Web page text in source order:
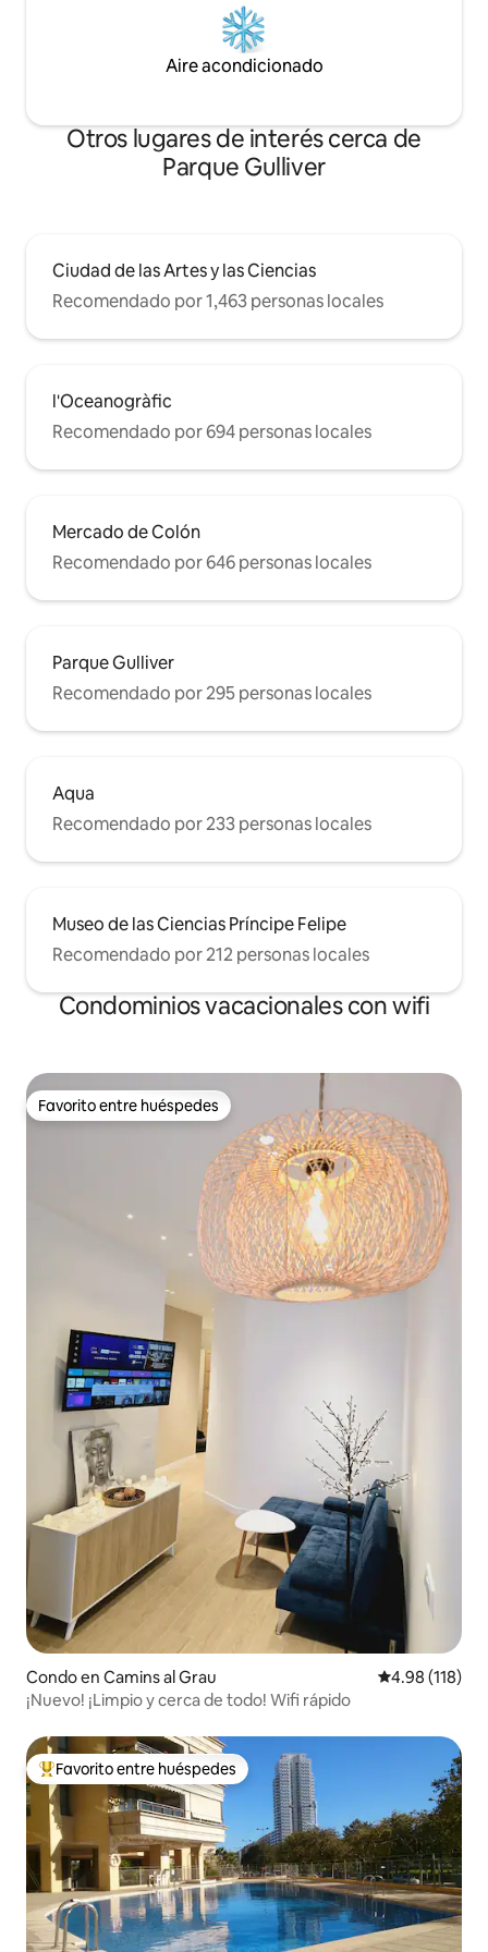
Aire acondicionado
Otros lugares de interés cerca de
Parque Gulliver
Ciudad de las Artes y las Ciencias
Recomendado por 1,463 personas locales
l'Oceanogràfic
Recomendado por 694 personas locales
Mercado de Colón
Recomendado por 646 personas locales
Parque Gulliver
Recomendado por 295 personas locales
Aqua
Recomendado por 233 personas locales
Museo de las Ciencias Príncipe Felipe
Recomendado por 212 personas locales
Condominios vacacionales con wifi
Favorito entre huéspedes
Favorito entre huéspedes
Condo en Camins al Grau Calificación
4.98 (118)
¡Nuevo! ¡Limpio y cerca de todo! Wifi rápido
Favorito entre huéspedes preferido
Favorito entre huéspedes